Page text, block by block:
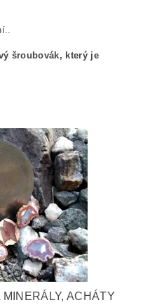
šroubovák, který je
ACHÁTY